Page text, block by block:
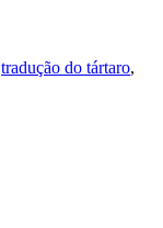
tradução do tártaro,